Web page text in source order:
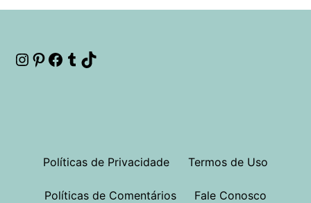
Instagram
Pinterest
Facebook
Tumblr
Políticas de Privacidade Termos de Uso
Políticas de Comentários Fale Conosco